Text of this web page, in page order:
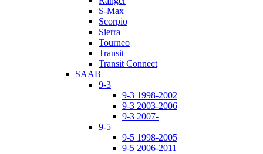
S-Max
Scorpio
Sierra
Tourneo
Transit
Transit Connect
SAAB
9-3
9-3 1998-2002
9-3 2003-2006
9-3 2007-
9-5
9-5 1998-2005
9-5 2006-2011